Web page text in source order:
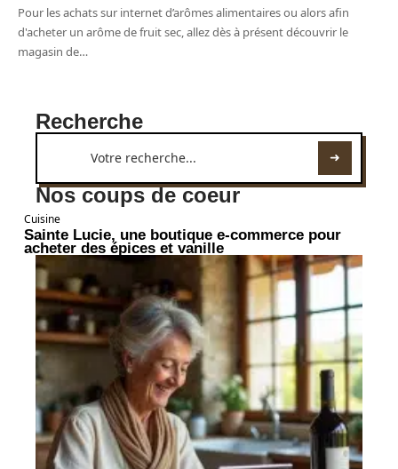
Pour les achats sur internet d’arômes alimentaires ou alors afin
d'acheter un arôme de fruit sec, allez dès à présent découvrir le
magasin de…
Recherche
Nos coups de coeur
Cuisine
Sainte Lucie, une boutique e-commerce pour
acheter des épices et vanille